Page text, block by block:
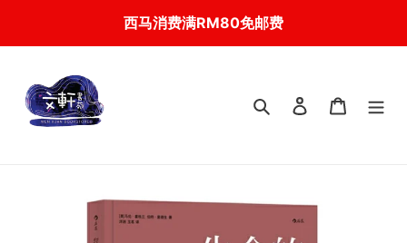
content
西马消费满RM80免邮费
搜索 登入 我的购物